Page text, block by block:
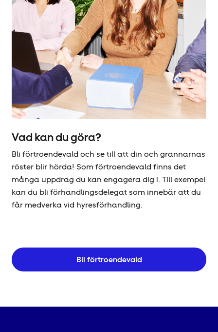
Vad kan du göra?
Bli förtroendevald och se till att din och grannarnas
röster blir hörda! Som förtroendevald finns det
många uppdrag du kan engagera dig i. Till exempel
kan du bli förhandlingsdelegat som innebär att du
får medverka vid hyresförhandling.
Bli förtroendevald